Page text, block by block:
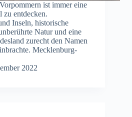
ist immer eine
zu entdecken.
Inseln, historische
Natur und eine
zurecht den Namen
Mecklenburg-
2022